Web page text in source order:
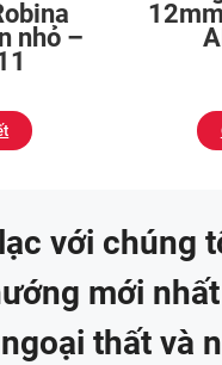
nhỏ –
với chúng
mới
thất và